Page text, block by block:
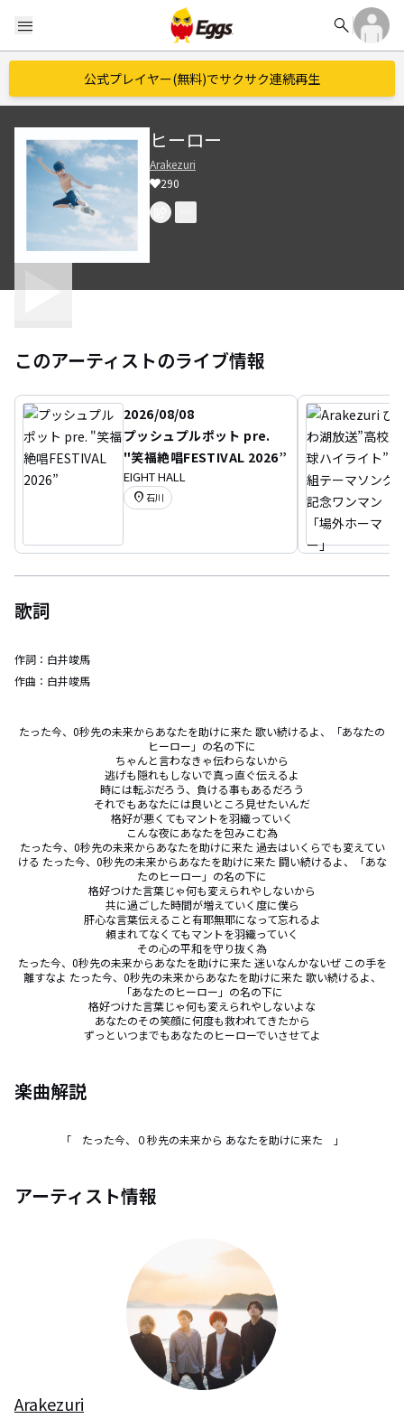
menu search
公式プレイヤー(無料)でサクサク連続再生
ヒーロー
Arakezuri
290
このアーティストのライブ情報
2026/08/08
プッシュプルポット pre.
"笑福絶唱FESTIVAL 2026”
EIGHT HALL
location_on 石川
歌詞
作詞： 白井竣馬
作曲： 白井竣馬
たった今、0秒先の未来からあなたを助けに来た 歌い続けるよ、「あなたの
ヒーロー」の名の下に
ちゃんと言わなきゃ伝わらないから
逃げも隠れもしないで真っ直ぐ伝えるよ
時には転ぶだろう、負ける事もあるだろう
それでもあなたには良いところ見せたいんだ
格好が悪くてもマントを羽織っていく
こんな夜にあなたを包みこむ為
たった今、0秒先の未来からあなたを助けに来た 過去はいくらでも変えてい
ける たった今、0秒先の未来からあなたを助けに来た 闘い続けるよ、「あな
たのヒーロー」の名の下に
格好つけた言葉じゃ何も変えられやしないから
共に過ごした時間が増えていく度に僕ら
肝心な言葉伝えること有耶無耶になって忘れるよ
頼まれてなくてもマントを羽織っていく
その心の平和を守り抜く為
たった今、0秒先の未来からあなたを助けに来た 迷いなんかないぜ この手を
離すなよ たった今、0秒先の未来からあなたを助けに来た 歌い続けるよ、
「あなたのヒーロー」の名の下に
格好つけた言葉じゃ何も変えられやしないよな
あなたのその笑顔に何度も救われてきたから
ずっといつまでもあなたのヒーローでいさせてよ
楽曲解説
「　たった今、０秒先の未来から あなたを助けに来た　」
アーティスト情報
Arakezuri